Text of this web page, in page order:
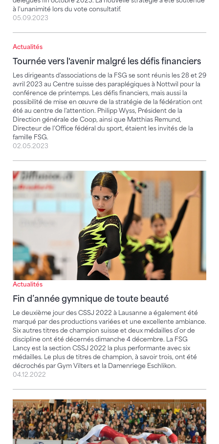
à l'unanimité lors du vote consultatif.
05.09.2023
Actualités
Tournée vers l'avenir malgré les défis financiers
Les dirigeants d'associations de la FSG se sont réunis les 28 et 29
avril 2023 au Centre suisse des paraplégiques à Nottwil pour la
conférence de printemps. Les défis financiers, mais aussi la
possibilité de mise en œuvre de la stratégie de la fédération ont
été au centre de l'attention. Philipp Wyss, Président de la
Direction générale de Coop, ainsi que Matthias Remund,
Directeur de l'Office fédéral du sport, étaient les invités de la
famille FSG.
Tournée vers l'avenir malgré les défis financiers
02.05.2023
Actualités
Fin d’année gymnique de toute beauté
Le deuxième jour des CSSJ 2022 à Lausanne a également été
marqué par des productions variées et une excellente ambiance.
Six autres titres de champion suisse et deux médailles d’or de
discipline ont été décernés dimanche 4 décembre. La FSG
Lancy est la section CSSJ 2022 la plus performante avec six
médailles. Le plus de titres de champion, à savoir trois, ont été
décrochés par Gym Vilters et la Damenriege Eschlikon.
Fin d’année gymnique de toute beauté
04.12.2022
Réunis à Lausanne, les jeunes gymnastes auront